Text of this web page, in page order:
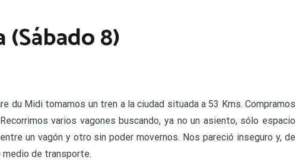
8)
du Midi tomamos un tren a la ciudad situada a 53 Kms. Compramos
varios vagones buscando, ya no un asiento, sólo espacio
un vagón y otro sin poder movernos. Nos pareció inseguro y, de
medio de transporte.